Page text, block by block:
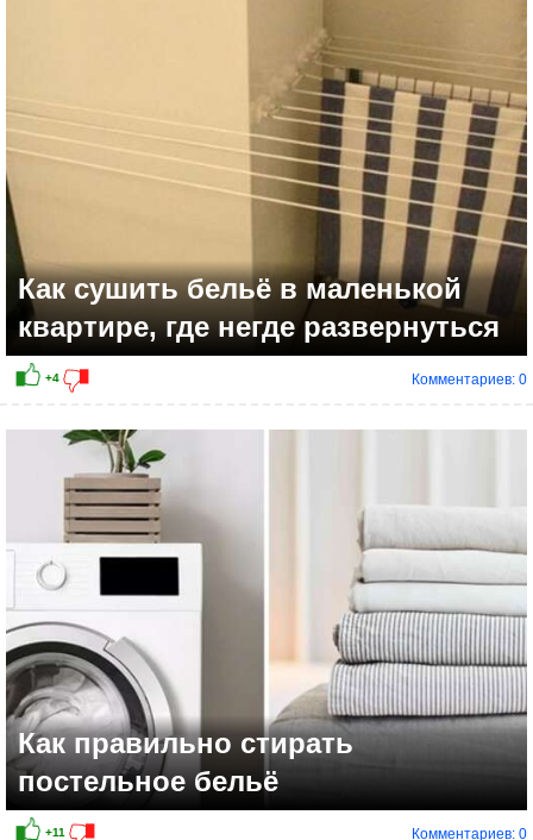
+5
Как сушить бельё в маленькой
квартире, где негде развернуться
Комментариев: 0
Как правильно стирать
постельное бельё
Комментариев: 0